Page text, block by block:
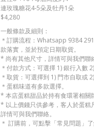
連玫瑰糖花4-5朵及牡丹1朵
$4,280
一般條款及細則：
＊訂購流程：Whatsapp 9384
款落實，並於預定日期取貨。
* 尚有其他尺寸，詳情可與我們聯
＊付款方式：可選擇 1) 銀行入數
＊取貨：可選擇到 1) 門市自取或
＊蛋糕味道有多款選擇。
* 本店蛋糕甜品於持有食環署相關
* 以上價錢只供參考，客人於蛋糕
詳情可與我們聯絡。
＊ 訂購前，可點擊「常見問題」了